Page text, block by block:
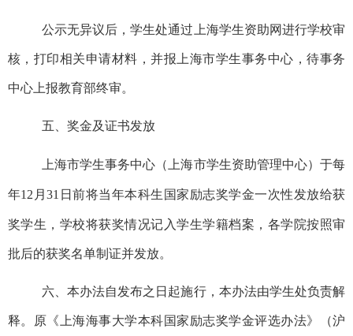
公示无异议后，学生处通过上海学生资助网进行学校审
核，打印相关申请材料，并报上海市学生事务中心，待事务
中心上报教育部终审。
五、奖金及证书发放
上海市学生事务中心（上海市学生资助管理中心）于每
年12月31日前将当年本科生国家励志奖学金一次性发放给获
奖学生，学校将获奖情况记入学生学籍档案， 各学院按照审
批后的获奖名单制证并发放。
六、本办法自发布之日起施行，本办法由学生处负责解
释。原《上海海事大学本科国家励志奖学金评选办法》 （沪